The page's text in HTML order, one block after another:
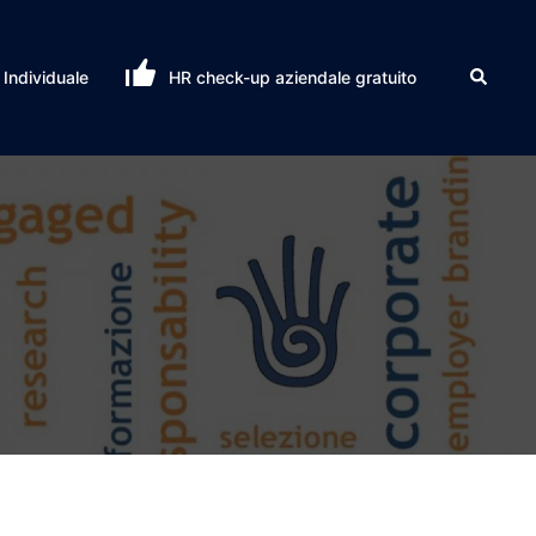
HR check-up aziendale gratuito Cerca